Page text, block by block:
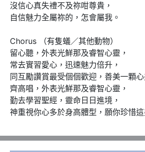
沒信心真失禮不及祢咁尊貴，
自信魅力全屬祢的，怎會屬我。
Chorus （有隻蟻／其他動物）
留心聽，外表光鮮那及睿智心靈，
常去實習愛心，迅速魅力倍升，
同互勵讚賞最受個個歡迎，善美一顆心
齊高唱，外表光鮮那及睿智心靈，
勤去學習聖經，靈命日日進境，
神重視你心多於身高體型，願你珍惜這